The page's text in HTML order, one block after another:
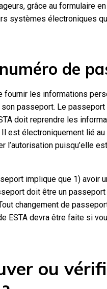
grâce au formulaire
systèmes électroniques
de
fournir les informations
passeport. Le
doit reprendre les
est électroniquement lié au
l’autorisation puisqu’elle
implique que 1) avoir
doit être un
changement de
ESTA devra être faite si
ou